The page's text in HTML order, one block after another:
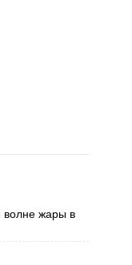
волне жары в